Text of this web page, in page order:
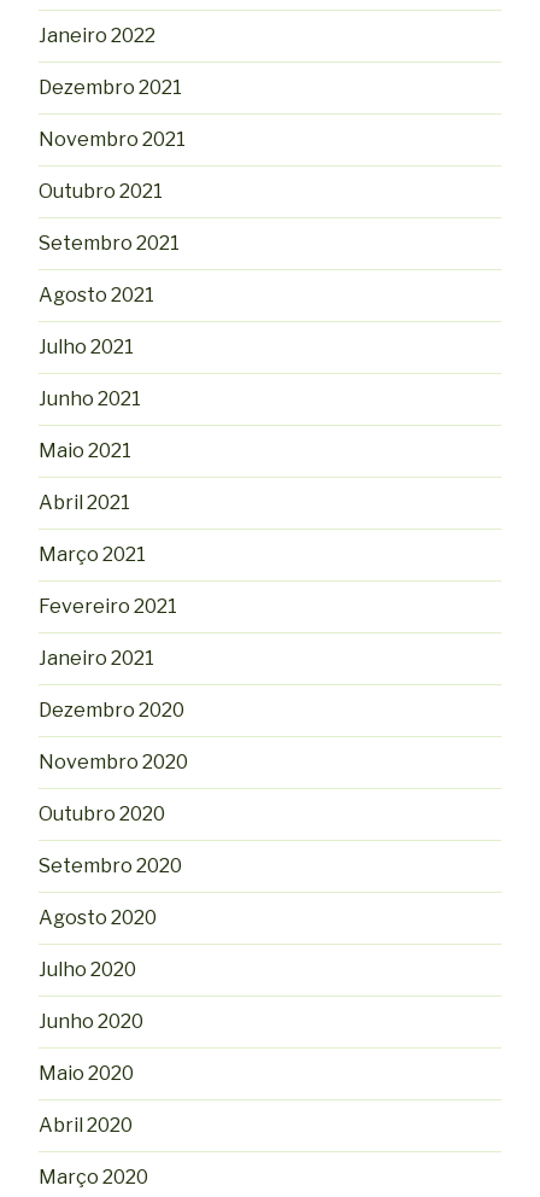
Janeiro 2022
Dezembro 2021
Novembro 2021
Outubro 2021
Setembro 2021
Agosto 2021
Julho 2021
Junho 2021
Maio 2021
Abril 2021
Março 2021
Fevereiro 2021
Janeiro 2021
Dezembro 2020
Novembro 2020
Outubro 2020
Setembro 2020
Agosto 2020
Julho 2020
Junho 2020
Maio 2020
Abril 2020
Março 2020